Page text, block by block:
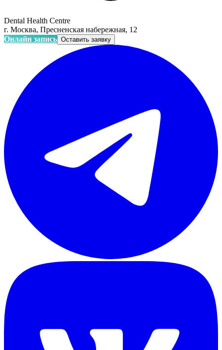
Dental Health Centre
г. Москва, Пресненская набережная, 12
Онлайн запись Оставить заявку